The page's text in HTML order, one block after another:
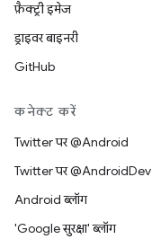
फ़ैक्ट्री इमेज
ड्राइवर बाइनरी
GitHub
कनेक्ट करें
Twitter पर @Android
Twitter पर @AndroidDev
Android ब्लॉग
'Google सुरक्षा' ब्लॉग